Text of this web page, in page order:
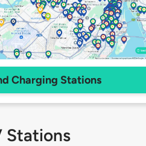
Charging Stations
Stations